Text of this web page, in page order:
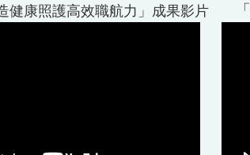
健康照護高效職航力 」成果影片 「